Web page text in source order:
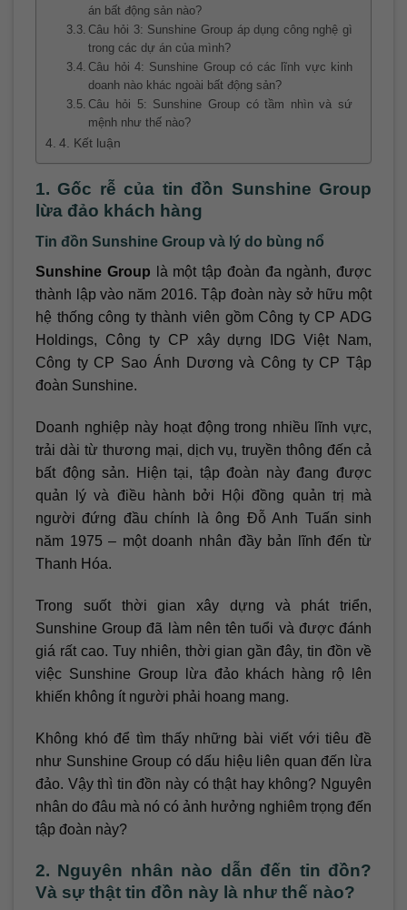
án bất động sản nào?
Câu hỏi 3: Sunshine Group áp dụng công nghệ gì
trong các dự án của mình?
Câu hỏi 4: Sunshine Group có các lĩnh vực kinh
doanh nào khác ngoài bất động sản?
Câu hỏi 5: Sunshine Group có tầm nhìn và sứ
mệnh như thế nào?
4. Kết luận
1. Gốc rễ của tin đồn Sunshine Group
lừa đảo khách hàng
Tin đồn Sunshine Group và lý do bùng nổ
Sunshine Group là một tập đoàn đa ngành, được
thành lập vào năm 2016. Tập đoàn này sở hữu một
hệ thống công ty thành viên gồm Công ty CP ADG
Holdings, Công ty CP xây dựng IDG Việt Nam,
Công ty CP Sao Ánh Dương và Công ty CP Tập
đoàn Sunshine.
Doanh nghiệp này hoạt động trong nhiều lĩnh vực,
trải dài từ thương mại, dịch vụ, truyền thông đến cả
bất động sản. Hiện tại, tập đoàn này đang được
quản lý và điều hành bởi Hội đồng quản trị mà
người đứng đầu chính là ông Đỗ Anh Tuấn sinh
năm 1975 – một doanh nhân đầy bản lĩnh đến từ
Thanh Hóa.
Trong suốt thời gian xây dựng và phát triển,
Sunshine Group đã làm nên tên tuổi và được đánh
giá rất cao. Tuy nhiên, thời gian gần đây, tin đồn về
việc Sunshine Group lừa đảo khách hàng rộ lên
khiến không ít người phải hoang mang.
Không khó để tìm thấy những bài viết với tiêu đề
như Sunshine Group có dấu hiệu liên quan đến lừa
đảo. Vậy thì tin đồn này có thật hay không? Nguyên
nhân do đâu mà nó có ảnh hưởng nghiêm trọng đến
tập đoàn này?
2. Nguyên nhân nào dẫn đến tin đồn?
Và sự thật tin đồn này là như thế nào?